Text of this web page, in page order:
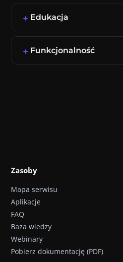
Edukacja
Funkcjonalność
Zasoby
Mapa serwisu
Aplikacje
FAQ
Baza wiedzy
Webinary
Pobierz dokumentację (PDF)